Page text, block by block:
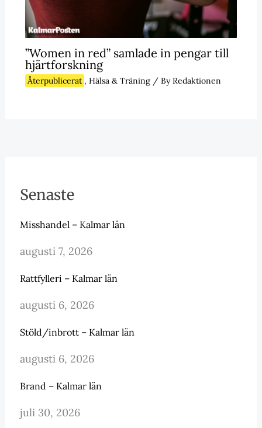
”Women in red” samlade in pengar till
hjärtforskning
Återpublicerat , Hälsa & Träning/ ByRedaktionen
Senaste
Misshandel – Kalmar län
augusti 7, 2026
Rattfylleri – Kalmar län
augusti 6, 2026
Stöld/inbrott – Kalmar län
augusti 6, 2026
Brand – Kalmar län
juli 30, 2026